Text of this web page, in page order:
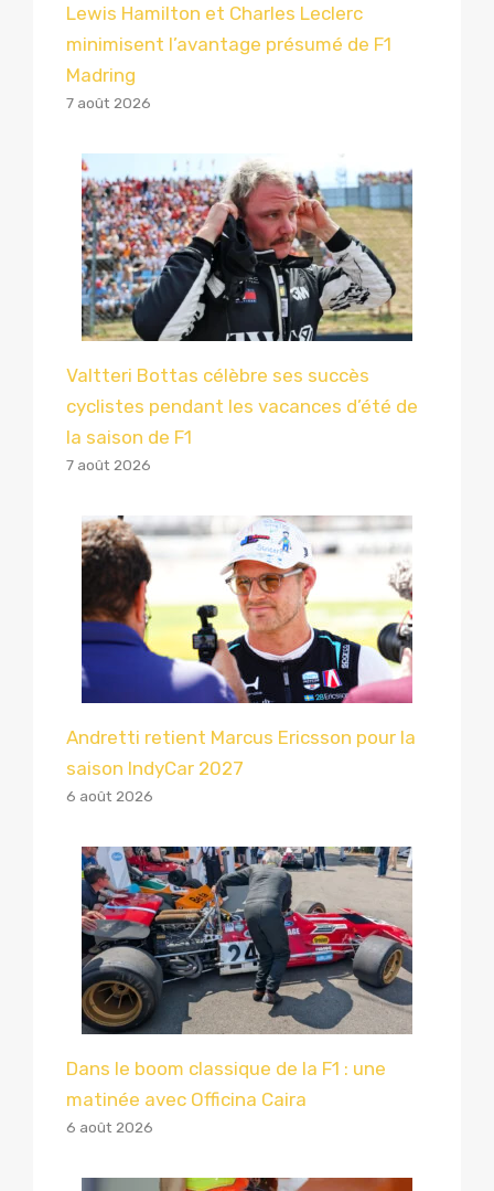
Lewis Hamilton et Charles Leclerc
minimisent l’avantage présumé de F1
Madring
7 août 2026
Valtteri Bottas célèbre ses succès
cyclistes pendant les vacances d’été de
la saison de F1
7 août 2026
Andretti retient Marcus Ericsson pour la
saison IndyCar 2027
6 août 2026
Dans le boom classique de la F1 : une
matinée avec Officina Caira
6 août 2026